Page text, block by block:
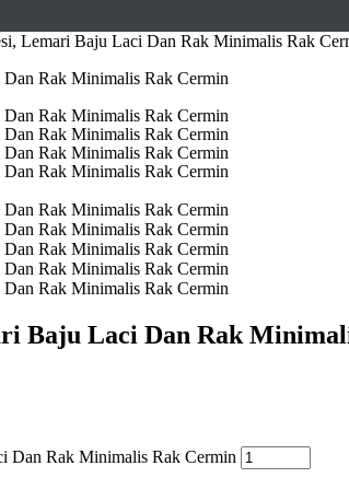
Lemari Baju Laci Dan Rak Minimalis Rak
Baju Laci Dan Rak
Dan Rak Minimalis Rak Cermin